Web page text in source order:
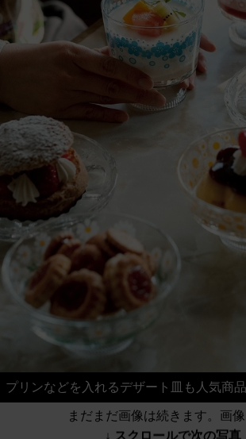
プリンなどを入れるデザート皿も人気商
まだまだ画像は続きます。画像
↓ スクロールで次の写真